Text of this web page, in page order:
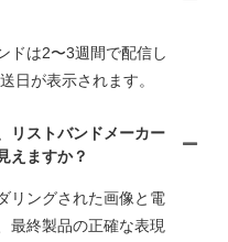
ドは2〜3週間で配信し
日が表示されます。
リストバンドメーカー
えますか？
リングされた画像と電
最終製品の正確な表現